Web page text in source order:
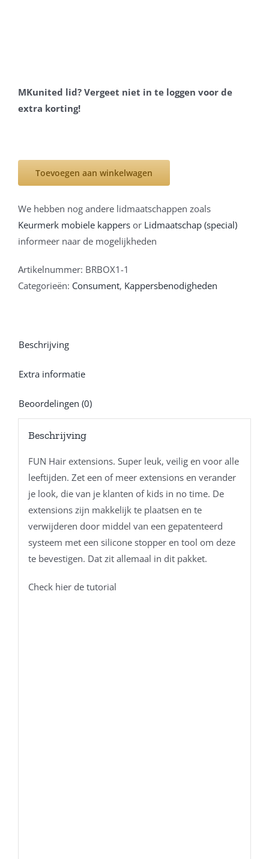
MKunited lid? Vergeet niet in te loggen voor de
extra korting!
Toevoegen aan winkelwagen
We hebben nog andere lidmaatschappen zoals
Keurmerk mobiele kappers or Lidmaatschap (special)
informeer naar de mogelijkheden
Artikelnummer: BRBOX1-1
Categorieën: Consument, Kappersbenodigheden
Beschrijving
Extra informatie
Beoordelingen (0)
Beschrijving
FUN Hair extensions. Super leuk, veilig en voor alle
leeftijden. Zet een of meer extensions en verander
je look, die van je klanten of kids in no time. De
extensions zijn makkelijk te plaatsen en te
verwijderen door middel van een gepatenteerd
systeem met een silicone stopper en tool om deze
te bevestigen. Dat zit allemaal in dit pakket.
Check hier de tutorial